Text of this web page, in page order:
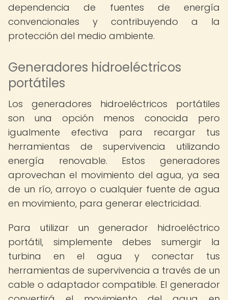
dependencia de fuentes de energía
convencionales y contribuyendo a la
protección del medio ambiente.
Generadores hidroeléctricos
portátiles
Los generadores hidroeléctricos portátiles
son una opción menos conocida pero
igualmente efectiva para recargar tus
herramientas de supervivencia utilizando
energía renovable. Estos generadores
aprovechan el movimiento del agua, ya sea
de un río, arroyo o cualquier fuente de agua
en movimiento, para generar electricidad.
Para utilizar un generador hidroeléctrico
portátil, simplemente debes sumergir la
turbina en el agua y conectar tus
herramientas de supervivencia a través de un
cable o adaptador compatible. El generador